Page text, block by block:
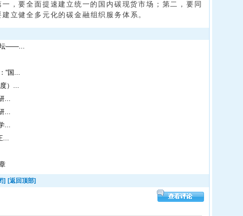
，要全面提速建立统一的国内碳现货市场；第二，要同
建立健全多元化的碳金融组织服务体系。
坛——...
“国...
）...
...
...
...
...
] [返回顶部]